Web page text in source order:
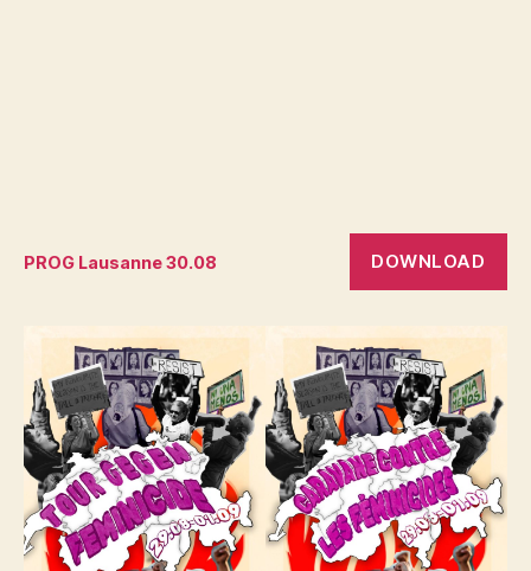
PROG Lausanne 30.08 DOWNLOAD